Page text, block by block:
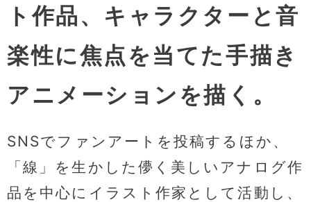
ト作品、キャラクターと音
楽性に焦点を当てた手描き
アニメーションを描く。
SNSでファンアートを投稿するほか、
「線」を生かした儚く美しいアナログ作
品を中心にイラスト作家として活動し、